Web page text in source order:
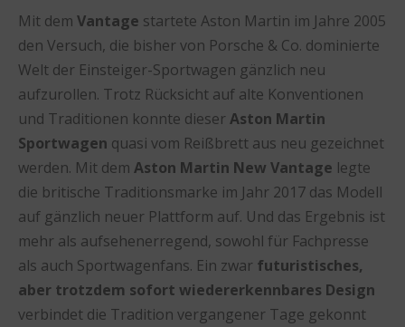
Mit dem Vantage startete Aston Martin im Jahre 2005
den Versuch, die bisher von Porsche & Co. dominierte
Welt der Einsteiger-Sportwagen gänzlich neu
aufzurollen. Trotz Rücksicht auf alte Konventionen
und Traditionen konnte dieser Aston Martin
Sportwagen quasi vom Reißbrett aus neu gezeichnet
werden. Mit dem Aston Martin New Vantage legte
die britische Traditionsmarke im Jahr 2017 das Modell
auf gänzlich neuer Plattform auf. Und das Ergebnis ist
mehr als aufsehenerregend, sowohl für Fachpresse
als auch Sportwagenfans. Ein zwar futuristisches,
aber trotzdem sofort wiedererkennbares Design
verbindet die Tradition vergangener Tage gekonnt